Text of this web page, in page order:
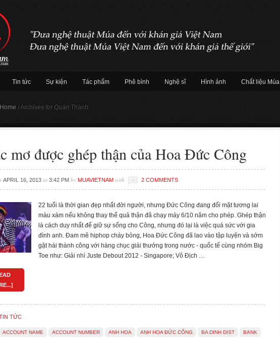
Tin tức Sự kiện Tác phẩm Phê bình Nghệ sĩ Hình ảnh Chất liệu Múa
Home /Archives for Quán Thánh
mơ được ghép thận của Hoa Đức Công
APRIL 16, 2013 at 3:42 PM by MUAVIETNAM with 2 COMMENTS
22 tuổi là thời gian đẹp nhất đời người, nhưng Đức Công đang đối mặt tương lai
màu xám nếu không thay thế quả thận đã chạy máy 6/10 năm cho phép. Ghép thận
là cách duy nhất để giữ sự sống cho Công, nhưng đó lại là việc quá sức với gia
đình anh. Đam mê hiphop cháy bỏng, Hoa Đức Công đã lao vào tập luyện và sớm
gặt hái thành công với hàng chục giải thưởng trong nước - quốc tế cùng nhóm Big
Toe như: Giải nhì Juste Debout 2012 - Singapore; Vô Địch …
TỨC
ACCOUNT NAME ACCOUNT NUMBER ANH HOA ANH HOA ĐỨC CÔNG BA DINH DIST
BANK